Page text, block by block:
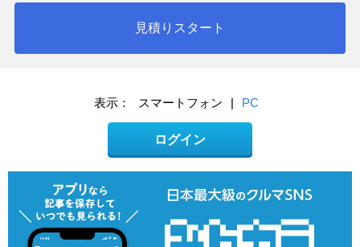
見積りスタート
表示： スマートフォン | PC
ログイン